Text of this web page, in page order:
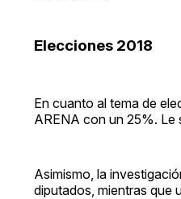
Elecciones 2018
En cuanto al tema de
ARENA con un 25%.
Asimismo, la
diputados, mientras que